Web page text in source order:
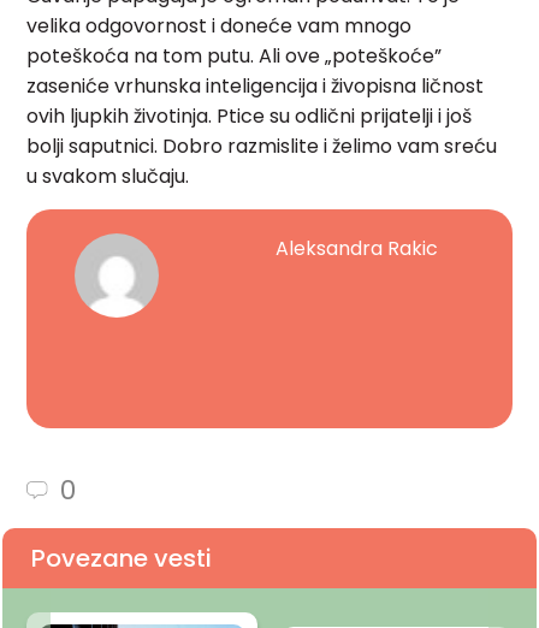
velika odgovornost i doneće vam mnogo
poteškoća na tom putu. Ali ove „poteškoće”
zaseniće vrhunska inteligencija i živopisna ličnost
ovih ljupkih životinja. Ptice su odlični prijatelji i još
bolji saputnici. Dobro razmislite i želimo vam sreću
u svakom slučaju.
Aleksandra Rakic
0
Povezane vesti